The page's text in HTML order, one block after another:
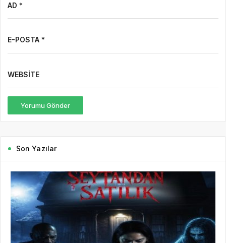
AD *
E-POSTA *
WEBSITE
Yorumu Gönder
Son Yazılar